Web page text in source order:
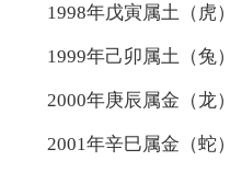
1998年戊寅属土（虎）
1999年己卯属土（兔）
2000年庚辰属金（龙）
2001年辛巳属金（蛇）